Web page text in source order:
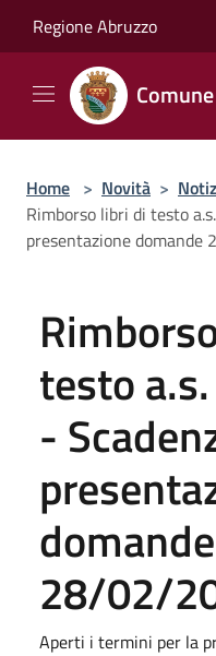
Regione Abruzzo
Home > Novità >
Rimborso libri di testo
presentazione
testo
-
domande
28/02/
Aperti i termini per la